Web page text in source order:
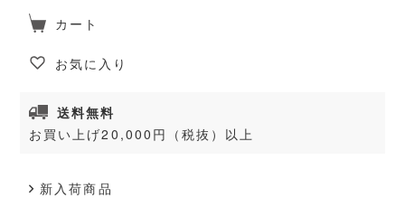
カート
お気に入り
送料無料
お買い上げ20,000円（税抜）以上
新入荷商品